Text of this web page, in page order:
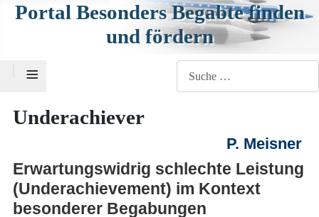
Portal Besonders Begabte finden
und fördern
≡ Suchen
Underachiever
P. Meisner
Erwartungswidrig schlechte Leistung
(Underachievement) im Kontext
besonderer Begabungen